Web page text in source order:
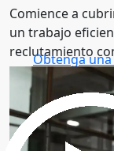
Comience a
un trabajo
reclutamiento
Obtenga
30 minutos